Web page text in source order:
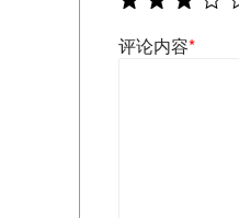
评论内容*